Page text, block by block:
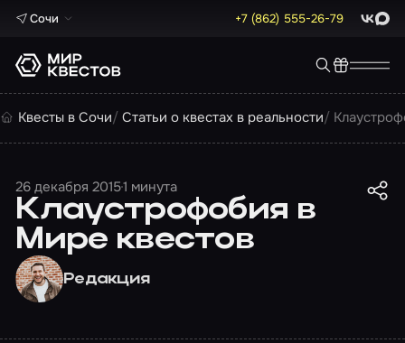
Сочи +7 (862) 555-26-79 Max
Квесты в Сочи Статьи о квестах в реальности
26 декабря 20151 минута
Клаустрофобия в
Мире квестов
Редакция